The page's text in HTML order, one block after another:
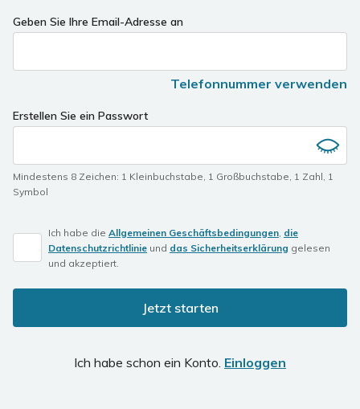
Geben Sie Ihre Email-Adresse an
Telefonnummer verwenden
Erstellen Sie ein Passwort
Mindestens 8 Zeichen: 1 Kleinbuchstabe, 1 Großbuchstabe, 1 Zahl, 1
Symbol
Ich habe die Allgemeinen Geschäftsbedingungen, die
Datenschutzrichtlinie und das Sicherheitserklärung gelesen
und akzeptiert.
Jetzt starten
Ich habe schon ein Konto. Einloggen